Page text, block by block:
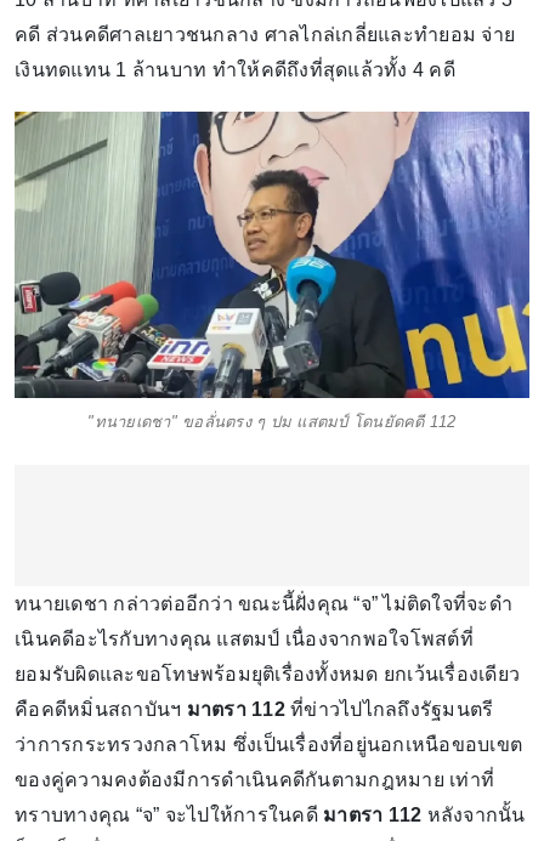
คดี ส่วนคดีศาลเยาวชนกลาง ศาลไกล่เกลี่ยและทํายอม จ่าย
เงินทดแทน 1 ล้านบาท ทําให้คดีถึงที่สุดแล้วทั้ง 4 คดี
"ทนายเดชา" ขอลั่นตรง ๆ ปม แสตมป์ โดนยัดคดี 112
ทนายเดชา กล่าวต่ออีกว่า ขณะนี้ฝั่งคุณ “จ” ไม่ติดใจที่จะดํา
เนินคดีอะไรกับทางคุณ แสตมป์ เนื่องจากพอใจโพสต์ที่
ยอมรับผิดและขอโทษพร้อมยุติเรื่องทั้งหมด ยกเว้นเรื่องเดียว
คือคดีหมิ่นสถาบันฯ มาตรา 112ที่ข่าวไปไกลถึงรัฐมนตรี
ว่าการกระทรวงกลาโหม ซึ่งเป็นเรื่องที่อยู่นอกเหนือขอบเขต
ของคู่ความคงต้องมีการดําเนินคดีกันตามกฎหมาย เท่าที่
ทราบทางคุณ “จ” จะไปให้การในคดีมาตรา 112 หลังจากนั้น